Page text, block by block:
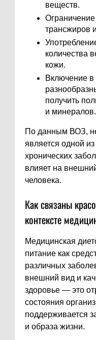
веществ.
трансжиров
количества
кожи.
Включение в
получить
и минералов.
По данным ВОЗ,
является одной
хронических
влияет на
человека.
Как связаны
контексте
Медицинская
питание как
различных
внешний вид и
здоровье — это
состояния
поддерживается
и образа жизни.